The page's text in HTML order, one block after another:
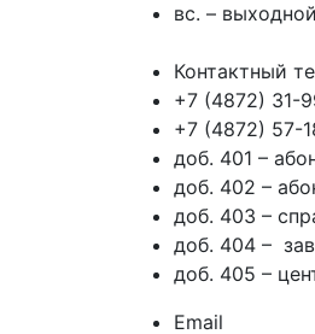
вс. –
Контактный
+7 (4872) 31-
+7 (4872) 57-
доб. 401 –
доб. 402 –
доб. 403 –
доб. 404 –
доб. 405 –
Email